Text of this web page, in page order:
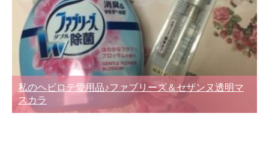
私のヘビロテ愛用品♪ファブリーズ＆セザンヌ透明マ
スカラ